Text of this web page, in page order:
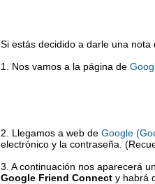
Si estás decidido a darle una
1. Nos vamos a la página de
2. Llegamos a web de Google
electrónico y la contraseña.
3. A continuación nos aparecerá
Google Friend Connect y habrá